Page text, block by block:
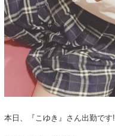
本日、『こゆき』さん出勤です!